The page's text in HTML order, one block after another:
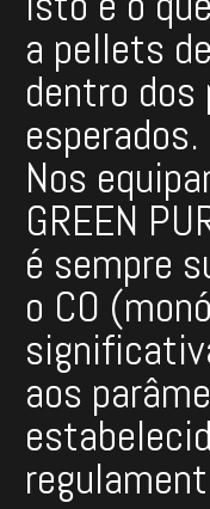
a pellets
dentro
esperados.
Nos
GREEN
é sempre
o CO
aos